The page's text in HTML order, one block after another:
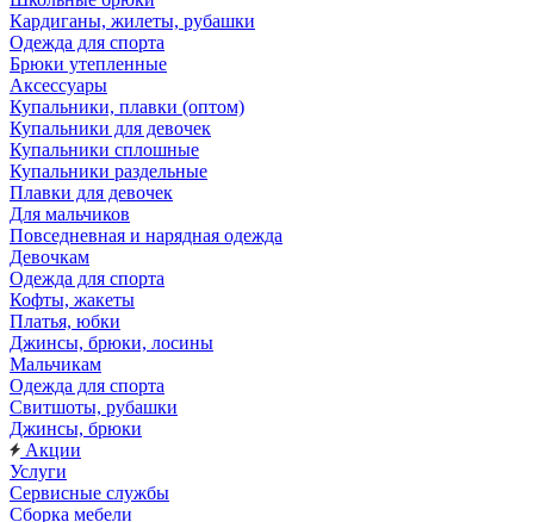
Кардиганы, жилеты, рубашки
Одежда для спорта
Брюки утепленные
Аксессуары
Купальники, плавки (оптом)
Купальники для девочек
Купальники сплошные
Купальники раздельные
Плавки для девочек
Для мальчиков
Повседневная и нарядная одежда
Девочкам
Одежда для спорта
Кофты, жакеты
Платья, юбки
Джинсы, брюки, лосины
Мальчикам
Одежда для спорта
Свитшоты, рубашки
Джинсы, брюки
Акции
Услуги
Сервисные службы
Сборка мебели